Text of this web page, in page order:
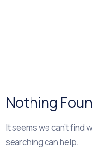
Nothing
It seems we can’t find
searching can help.